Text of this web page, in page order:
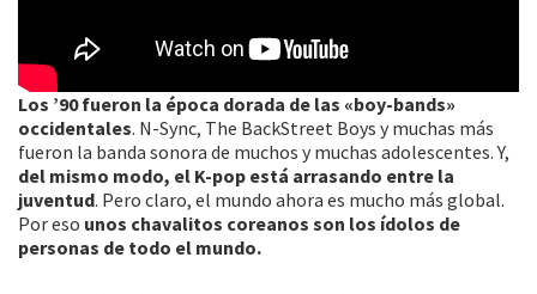
Los ’90 fueron la época dorada de las «boy-bands»
occidentales. N-Sync, The BackStreet Boys y muchas más
fueron la banda sonora de muchos y muchas adolescentes. Y,
del mismo modo, el K-pop está arrasando entre la
juventud. Pero claro, el mundo ahora es mucho más global.
Por eso unos chavalitos coreanos son los ídolos de
personas de todo el mundo.